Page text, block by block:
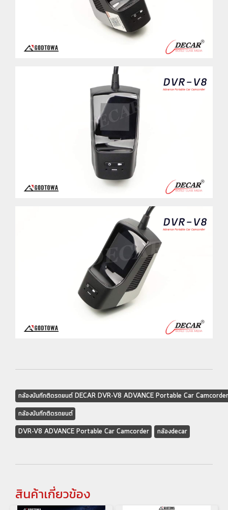
กล้องบันทึกติดรถยนต์ DECAR DVR-V8 ADVANCE Portable Car Camcorder
กล้องบันทึกติดรถยนต์
DVR-V8 ADVANCE Portable Car Camcorder
กล้องdecar
สินค้าเกี่ยวข้อง